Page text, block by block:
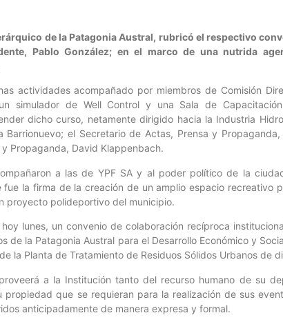
de la Patagonia Austral, rubricó el respectivo
Pablo González; en el marco de una nutrida
actividades acompañado por miembros de Comisión
simulador de Well Control y una Sala de
dicho curso, netamente dirigido hacia la Industria
Barrionuevo; el Secretario de Actas, Prensa y
Propaganda, David Klappenbach.
a las de YPF SA y al poder político de la
la firma de la creación de un amplio espacio recreativo
proyecto polideportivo del municipio.
lunes, un convenio de colaboración recíproca
de la Patagonia Austral para el Desarrollo Económico y
la Planta de Tratamiento de Residuos Sólidos Urbanos de
a la Institución tanto del recurso humano de su
propiedad que se requieran para la realización de sus
anticipadamente de manera expresa y formal.